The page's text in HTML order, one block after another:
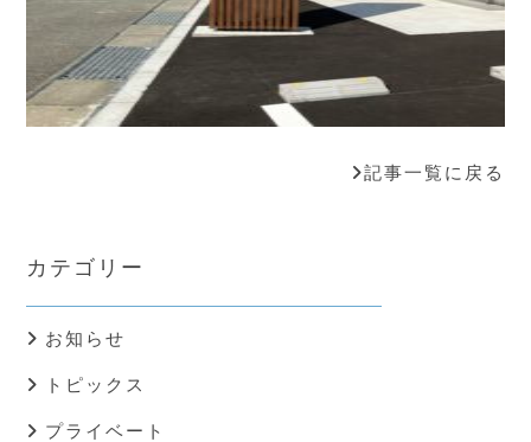
記事一覧に戻る
カテゴリー
お知らせ
トピックス
プライベート